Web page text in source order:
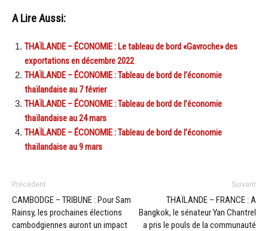
A Lire Aussi:
THAÏLANDE – ÉCONOMIE : Le tableau de bord «Gavroche» des
exportations en décembre 2022
THAÏLANDE – ÉCONOMIE : Tableau de bord de l’économie
thaïlandaise au 7 février
THAÏLANDE – ÉCONOMIE : Tableau de bord de l’économie
thaïlandaise au 24 mars
THAÏLANDE – ÉCONOMIE : Tableau de bord de l’économie
thaïlandaise au 9 mars
Précédent
CAMBODGE – TRIBUNE : Pour Sam
Rainsy, les prochaines élections
cambodgiennes auront un impact
Suivant
THAÏLANDE – FRANCE : A
Bangkok, le sénateur Yan Chantrel
a pris le pouls de la communauté